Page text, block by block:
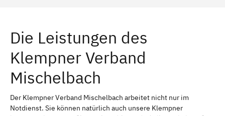
Die Leistungen des
Klempner Verband
Mischelbach
Der Klempner Verband Mischelbach arbeitet nicht nur im
Notdienst. Sie können natürlich auch unsere Klempner